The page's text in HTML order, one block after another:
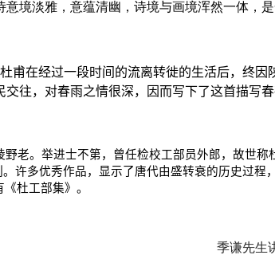
境淡雅，意蕴清幽，诗境与画境浑然一体，
甫在经过一段时间的流离转徙的生活后，终
往，对春雨之情很深，因而写下了这首描写
老。举进士不第，曾任检校工部员外郎，故世
许多优秀作品，显示了唐代由盛转衰的历史过
《杜工部集》。
季谦先生